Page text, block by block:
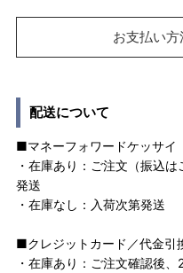
お支払い
配送について
■マネーフォワードケッサイ
・在庫あり：ご注文（振込
発送
・在庫なし：入荷次第発送
■クレジットカード／代金引
・在庫あり：ご注文確認後